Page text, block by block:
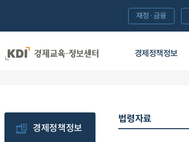
경제정책정보
재정·금융
경제정책정보
법령자료